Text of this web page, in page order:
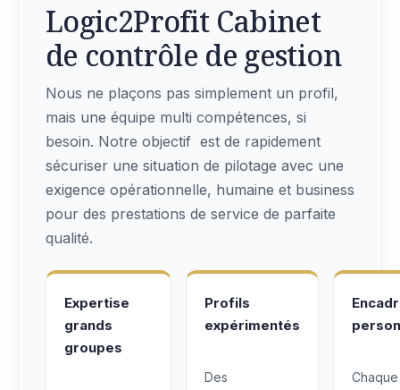
Logic2Profit Cabinet
de contrôle de gestion
Nous ne plaçons pas simplement un profil,
mais une équipe multi compétences, si
besoin. Notre objectif est de rapidement
sécuriser une situation de pilotage avec une
exigence opérationnelle, humaine et business
pour des prestations de service de parfaite
qualité.
Expertise
grands
groupes
Profils
expérimentés
Des
Chaque